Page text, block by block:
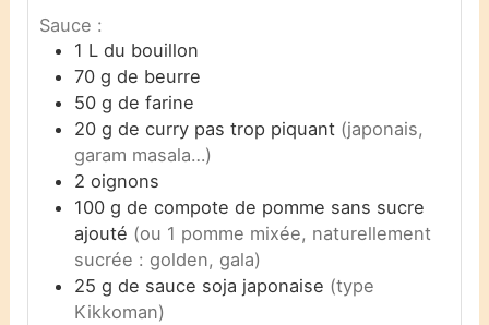
Sauce :
1 L du bouillon
70 g de beurre
50 g de farine
20 g de curry pas trop piquant (japonais,
garam masala…)
2 oignons
100 g de compote de pomme sans sucre
ajouté (ou 1 pomme mixée, naturellement
sucrée : golden, gala)
25 g de sauce soja japonaise (type
Kikkoman)